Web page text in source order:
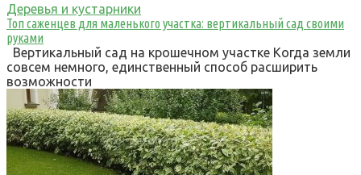
Деревья и кустарники
Топ саженцев для маленького участка: вертикальный сад своими
руками
Вертикальный сад на крошечном участке Когда земли
совсем немного, единственный способ расширить
возможности